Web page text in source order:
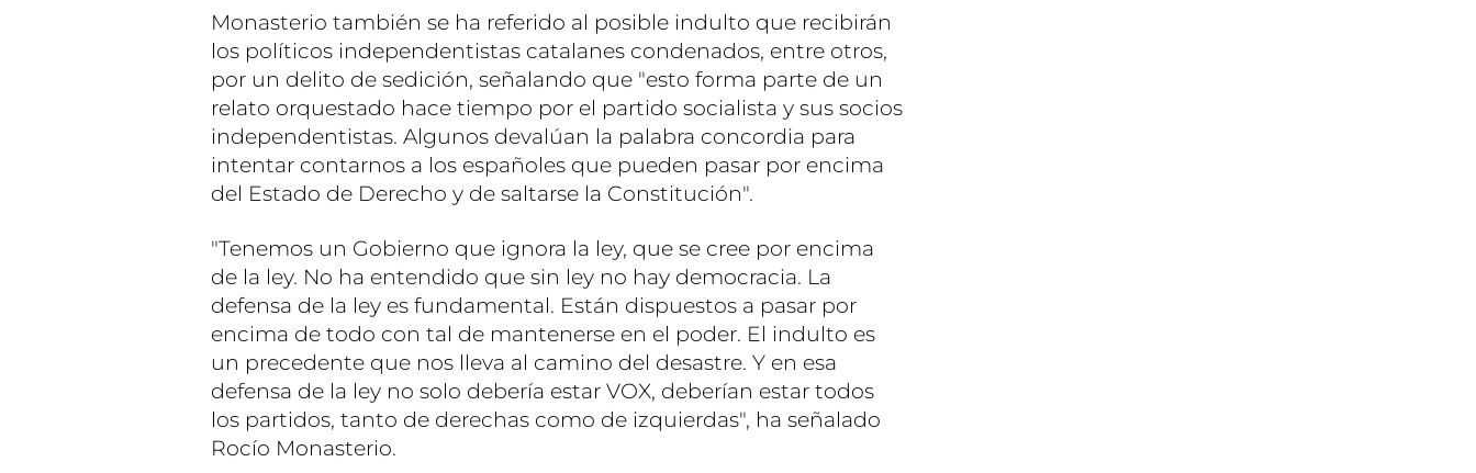
Monasterio también se ha referido al posible indulto que recibirán
los políticos independentistas catalanes condenados, entre otros,
por un delito de sedición, señalando que "esto forma parte de un
relato orquestado hace tiempo por el partido socialista y sus socios
independentistas. Algunos devalúan la palabra concordia para
intentar contarnos a los españoles que pueden pasar por encima
del Estado de Derecho y de saltarse la Constitución".
"Tenemos un Gobierno que ignora la ley, que se cree por encima
de la ley. No ha entendido que sin ley no hay democracia. La
defensa de la ley es fundamental. Están dispuestos a pasar por
encima de todo con tal de mantenerse en el poder. El indulto es
un precedente que nos lleva al camino del desastre. Y en esa
defensa de la ley no solo debería estar VOX, deberían estar todos
los partidos, tanto de derechas como de izquierdas", ha señalado
Rocío Monasterio.